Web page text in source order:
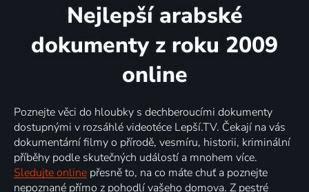
Nejlepší arabské
dokumenty z roku 2009
online
Poznejte věci do hloubky s dechberoucími dokumenty
dostupnými v rozsáhlé videotéce Lepší.TV. Čekají na vás
dokumentární filmy o přírodě, vesmíru, historii, kriminální
příběhy podle skutečných událostí a mnohem více.
Sledujte online přesně to, na co máte chuť a poznejte
nepoznané přímo z pohodlí vašeho domova. Z pestré